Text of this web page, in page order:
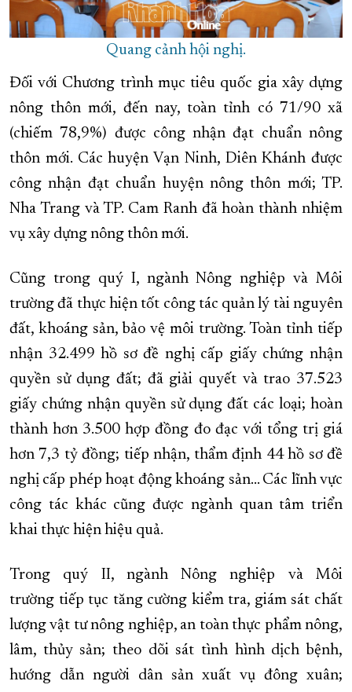
Quang cảnh hội nghị.
Đối với Chương trình mục tiêu quốc gia xây dựng
nông thôn mới, đến nay, toàn tỉnh có 71/90 xã
(chiếm 78,9%) được công nhận đạt chuẩn nông
thôn mới. Các huyện Vạn Ninh, Diên Khánh được
công nhận đạt chuẩn huyện nông thôn mới; TP.
Nha Trang và TP. Cam Ranh đã hoàn thành nhiệm
vụ xây dựng nông thôn mới.
Cũng trong quý I, ngành Nông nghiệp và Môi
trường đã thực hiện tốt công tác quản lý tài nguyên
đất, khoáng sản, bảo vệ môi trường. Toàn tỉnh tiếp
nhận 32.499 hồ sơ đề nghị cấp giấy chứng nhận
quyền sử dụng đất; đã giải quyết và trao 37.523
giấy chứng nhận quyền sử dụng đất các loại; hoàn
thành hơn 3.500 hợp đồng đo đạc với tổng trị giá
hơn 7,3 tỷ đồng; tiếp nhận, thẩm định 44 hồ sơ đề
nghị cấp phép hoạt động khoáng sản... Các lĩnh vực
công tác khác cũng được ngành quan tâm triển
khai thực hiện hiệu quả.
Trong quý II, ngành Nông nghiệp và Môi
trường tiếp tục tăng cường kiểm tra, giám sát chất
lượng vật tư nông nghiệp, an toàn thực phẩm nông,
lâm, thủy sản; theo dõi sát tình hình dịch bệnh,
hướng dẫn người dân sản xuất vụ đông xuân;